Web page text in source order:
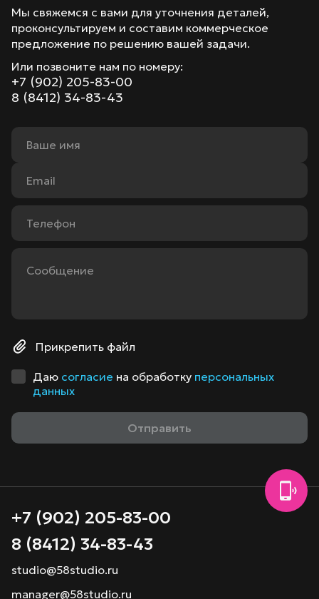
Мы свяжемся с вами для уточнения деталей,
проконсультируем и составим коммерческое
предложение по решению вашей задачи.
Или позвоните нам по номеру:
+7 (902) 205-83-00
8 (8412) 34-83-43
Прикрепить файл
Даю согласие на обработку персональных
данных
+7 (902) 205-83-00
8 (8412) 34-83-43
studio@58studio.ru
manager@58studio.ru